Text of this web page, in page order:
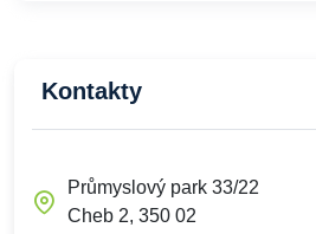
Kontakty
Průmyslový park 33/22
Cheb 2, 350 02